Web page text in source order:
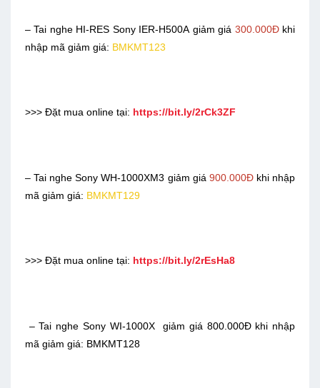
– Tai nghe HI-RES Sony IER-H500A giảm giá 300.000Đkhi
nhập mã giảm giá: BMKMT123
>>> Đặt mua online tại: https://bit.ly/2rCk3ZF
– Tai nghe Sony WH-1000XM3 giảm giá 900.000Đkhi nhập
mã giảm giá: BMKMT129
>>> Đặt mua online tại: https://bit.ly/2rEsHa8
– Tai nghe Sony WI-1000X giảm giá 800.000Đ khi nhập
mã giảm giá: BMKMT128